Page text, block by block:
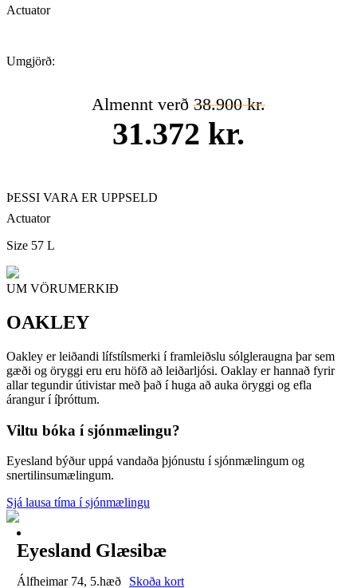
Actuator
Umgjörð:
Almennt verð 38.900 kr.
31.372 kr.
ÞESSI VARA ER UPPSELD
Actuator
Size 57 L
UM VÖRUMERKIÐ
OAKLEY
Oakley er leiðandi lífstílsmerki í framleiðslu sólgleraugna þar sem
gæði og öryggi eru eru höfð að leiðarljósi. Oaklay er hannað fyrir
allar tegundir útivistar með það í huga að auka öryggi og efla
árangur í íþróttum.
Viltu bóka í sjónmælingu?
Eyesland býður uppá vandaða þjónustu í sjónmælingum og
snertilinsumælingum.
Sjá lausa tíma í sjónmælingu
Eyesland Glæsibæ
Álfheimar 74, 5.hæð
Skoða kort